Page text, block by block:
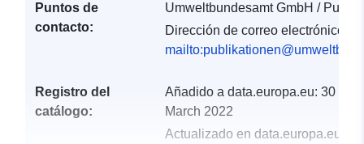
Puntos de
contacto:
Umweltbundesamt GmbH /
Dirección de correo electrónico:
Registro del
catálogo:
Añadido a data.europa.eu: 30
March 2022
Actualizado en data.europa.eu: